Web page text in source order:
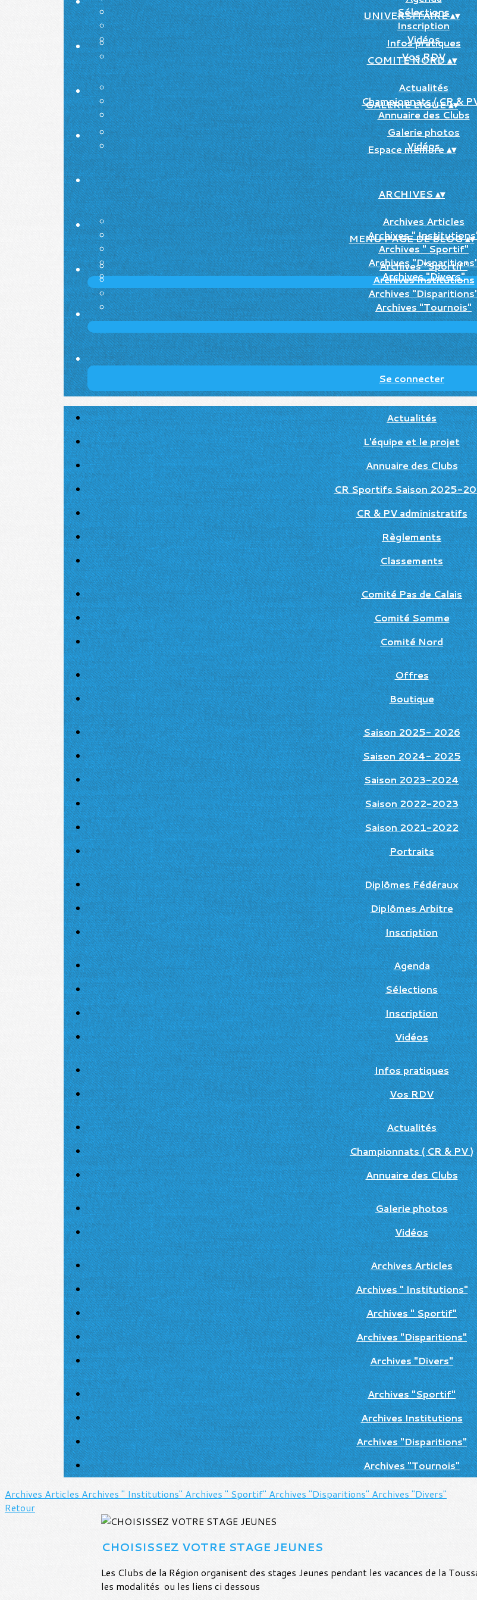
Sélections
Inscription
Vidéos
UNIVERSITAIRE▴▾
Infos pratiques
Vos RDV
COMITE NORD▴▾
Actualités
Championnats ( CR &
Annuaire des Clubs
GALERIE LIGUE▴▾
Galerie photos
Vidéos
Espace membre▴▾
ARCHIVES▴▾
Archives Articles
Archives "
Archives " Sportif"
Archives
Archives "Divers"
MENU PAGE DE BLOG▴▾
Archives "Sportif"
Archives Institutions
Archives
Archives "Tournois"
Se connecter
Actualités
L'équipe et le projet
Annuaire des Clubs
CR Sportifs Saison 2025-
CR & PV administratifs
Règlements
Classements
Comité Pas de Calais
Comité Somme
Comité Nord
Offres
Boutique
Saison 2025- 2026
Saison 2024- 2025
Saison 2023-2024
Saison 2022-2023
Saison 2021-2022
Portraits
Diplômes Fédéraux
Diplômes Arbitre
Inscription
Agenda
Sélections
Inscription
Vidéos
Infos pratiques
Vos RDV
Actualités
Championnats ( CR & PV )
Annuaire des Clubs
Galerie photos
Vidéos
Archives Articles
Archives " Institutions"
Archives " Sportif"
Archives "Disparitions"
Archives "Divers"
Archives "Sportif"
Archives Institutions
Archives "Disparitions"
Archives "Tournois"
Archives Articles Archives " Institutions" Archives " Sportif" Archives "Disparitions" Archives "Divers"
Retour
CHOISISSEZ VOTRE STAGE JEUNES
Les Clubs de la Région organisent des stages Jeunes pendant les vacances de la
les modalités ou les liens ci dessous